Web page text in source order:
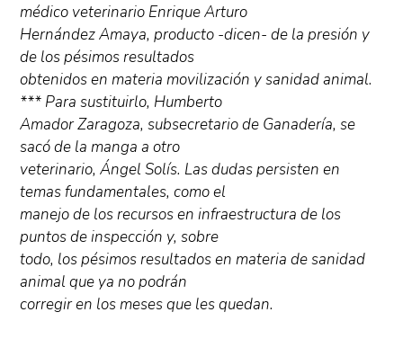
médico veterinario Enrique Arturo
Hernández Amaya, producto -dicen- de la presión y
de los pésimos resultados
obtenidos en materia movilización y sanidad animal.
*** Para sustituirlo, Humberto
Amador Zaragoza, subsecretario de Ganadería, se
sacó de la manga a otro
veterinario, Ángel Solís. Las dudas persisten en
temas fundamentales, como el
manejo de los recursos en infraestructura de los
puntos de inspección y, sobre
todo, los pésimos resultados en materia de sanidad
animal que ya no podrán
corregir en los meses que les quedan.